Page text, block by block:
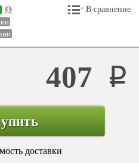
В сравнение
407 Р
доставки